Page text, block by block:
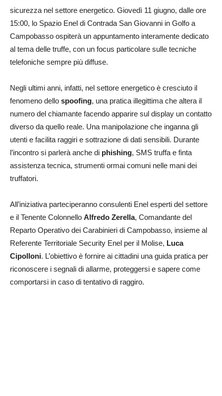
sicurezza nel settore energetico. Giovedì 11 giugno, dalle ore
15:00, lo Spazio Enel di Contrada San Giovanni in Golfo a
Campobasso ospiterà un appuntamento interamente dedicato
al tema delle truffe, con un focus particolare sulle tecniche
telefoniche sempre più diffuse.
Negli ultimi anni, infatti, nel settore energetico è cresciuto il
fenomeno dello spoofing, una pratica illegittima che altera il
numero del chiamante facendo apparire sul display un contatto
diverso da quello reale. Una manipolazione che inganna gli
utenti e facilita raggiri e sottrazione di dati sensibili. Durante
l’incontro si parlerà anche di phishing, SMS truffa e finta
assistenza tecnica, strumenti ormai comuni nelle mani dei
truffatori.
All’iniziativa parteciperanno consulenti Enel esperti del settore
e il Tenente Colonnello Alfredo Zerella, Comandante del
Reparto Operativo dei Carabinieri di Campobasso, insieme al
Referente Territoriale Security Enel per il Molise, Luca
Cipolloni. L’obiettivo è fornire ai cittadini una guida pratica per
riconoscere i segnali di allarme, proteggersi e sapere come
comportarsi in caso di tentativo di raggiro.